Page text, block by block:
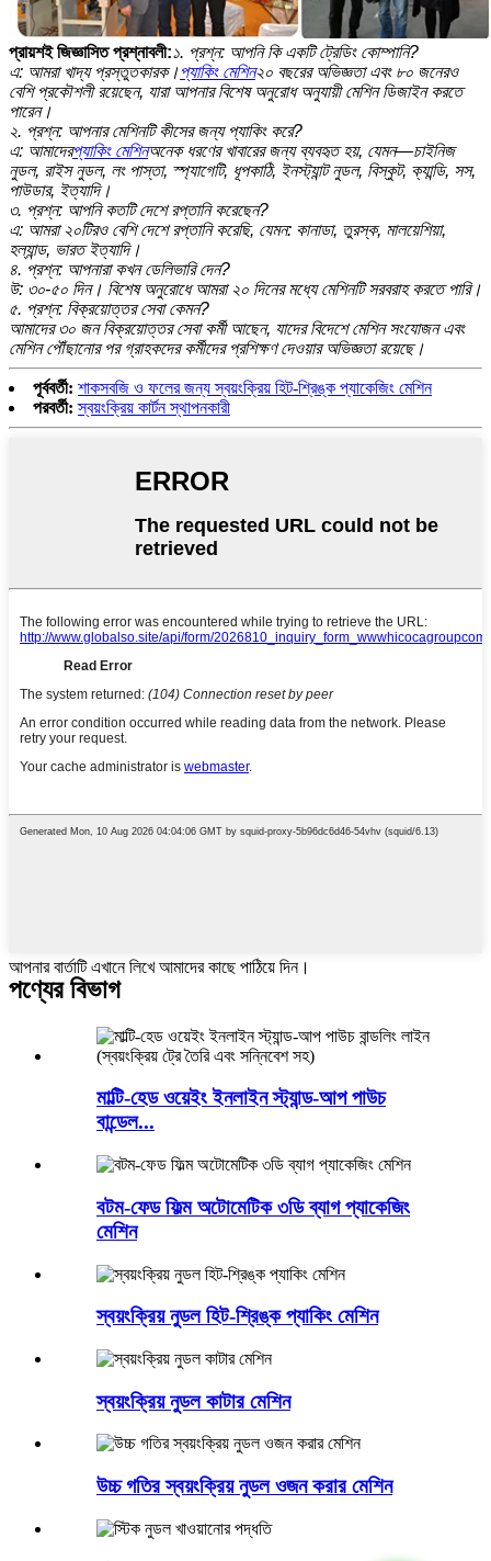
প্রায়শই জিজ্ঞাসিত প্রশ্নাবলী:১. প্রশ্ন: আপনি কি একটি ট্রেডিং কোম্পানি?
এ: আমরা খাদ্য প্রস্তুতকারক।প্যাকিং মেশিন২০ বছরের অভিজ্ঞতা এবং ৮০ জনেরও
বেশি প্রকৌশলী রয়েছেন, যারা আপনার বিশেষ অনুরোধ অনুযায়ী মেশিন ডিজাইন করতে
পারেন।
২. প্রশ্ন: আপনার মেশিনটি কীসের জন্য প্যাকিং করে?
এ: আমাদেরপ্যাকিং মেশিনঅনেক ধরণের খাবারের জন্য ব্যবহৃত হয়, যেমন—চাইনিজ
নুডল, রাইস নুডল, লং পাস্তা, স্প্যাগেটি, ধূপকাঠি, ইনস্ট্যান্ট নুডল, বিস্কুট, ক্যান্ডি, সস,
পাউডার, ইত্যাদি।
৩. প্রশ্ন: আপনি কতটি দেশে রপ্তানি করেছেন?
এ: আমরা ২০টিরও বেশি দেশে রপ্তানি করেছি, যেমন: কানাডা, তুরস্ক, মালয়েশিয়া,
হল্যান্ড, ভারত ইত্যাদি।
৪. প্রশ্ন: আপনারা কখন ডেলিভারি দেন?
উ: ৩০-৫০ দিন। বিশেষ অনুরোধে আমরা ২০ দিনের মধ্যে মেশিনটি সরবরাহ করতে পারি।
৫. প্রশ্ন: বিক্রয়োত্তর সেবা কেমন?
আমাদের ৩০ জন বিক্রয়োত্তর সেবা কর্মী আছেন, যাদের বিদেশে মেশিন সংযোজন এবং
মেশিন পৌঁছানোর পর গ্রাহকদের কর্মীদের প্রশিক্ষণ দেওয়ার অভিজ্ঞতা রয়েছে।
পূর্ববর্তী: শাকসবজি ও ফলের জন্য স্বয়ংক্রিয় হিট-শ্রিঙ্ক প্যাকেজিং মেশিন
পরবর্তী: স্বয়ংক্রিয় কার্টন স্থাপনকারী
আপনার বার্তাটি এখানে লিখে আমাদের কাছে পাঠিয়ে দিন।
পণ্যের বিভাগ
মাল্টি-হেড ওয়েইং ইনলাইন স্ট্যান্ড-আপ পাউচ
বান্ডেল...
বটম-ফেড ফিল্ম অটোমেটিক ৩ডি ব্যাগ প্যাকেজিং
মেশিন
স্বয়ংক্রিয় নুডল হিট-শ্রিঙ্ক প্যাকিং মেশিন
স্বয়ংক্রিয় নুডল কাটার মেশিন
উচ্চ গতির স্বয়ংক্রিয় নুডল ওজন করার মেশিন